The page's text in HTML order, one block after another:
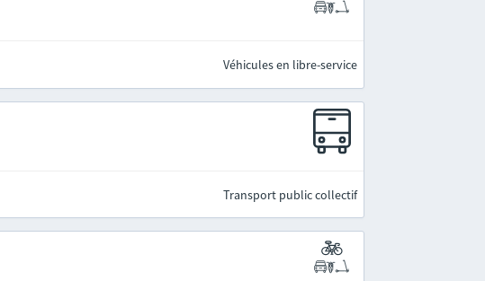
Véhicules en libre-service
Transport public collectif